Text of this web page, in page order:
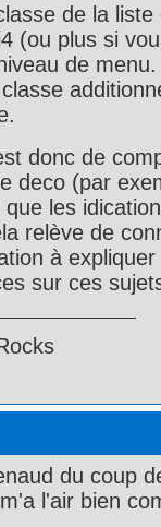
de la
(ou plus si
de menu.
donc de
deco (par
que les
relève de
à
sur ces
du coup
l'air bien